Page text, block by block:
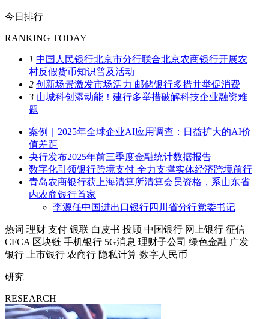
今日排行
RANKING TODAY
1 中国人民银行北京市分行联合北京农商银行开展农
村反假货币知识普及活动
2 创新场景激发市场活力 邮储银行多措并举促消费
3 山城科创添动能！建行多举措破解科技企业融资难
题
案例｜2025年全球企业AI应用调查：日益扩大的AI价
值差距
央行发布2025年前三季度金融统计数据报告
数字化引领银行跨境支付 全力支撑实体经济跨境前行
青岛农商银行获上海清算所清算会员资格，系山东省
内农商银行首家
李源任中国进出口银行四川省分行党委书记
热词 理财 支付 银联 白皮书 投顾 中国银行 网上银行 征信
CFCA 区块链 手机银行 5G消息 理财子公司 绿色金融 广发
银行
上市银行 农商行 隐私计算 数字人民币
研究
RESEARCH